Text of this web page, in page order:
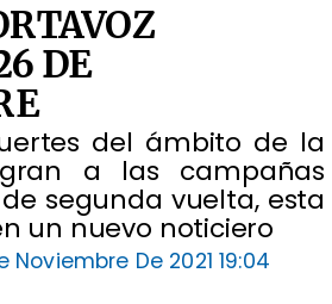
DE
del ámbito de la
a las campañas
segunda vuelta, esta
un nuevo noticiero
Noviembre De 2021 19:04